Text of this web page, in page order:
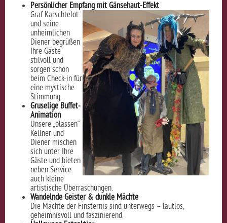
Persönlicher Empfang mit Gänsehaut-Effekt
Graf Karschtelot
und seine
unheimlichen
Diener begrüßen
Ihre Gäste
stilvoll und
sorgen schon
beim Check-in für
eine mystische
Stimmung.
Gruselige Buffet-
Animation
Unsere „blassen“
Kellner und
Diener mischen
sich unter Ihre
Gäste und bieten
neben Service
auch kleine
artistische Überraschungen.
Wandelnde Geister & dunkle Mächte
Die Mächte der Finsternis sind unterwegs – lautlos,
geheimnisvoll und faszinierend.